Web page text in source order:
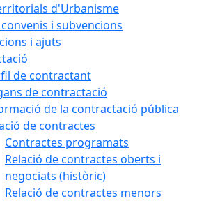
d'Urbanisme
i subvencions
i ajuts
de contractant
de contractació
de la contractació pública
de contractes
Contractes programats
Relació de contractes oberts i
negociats (històric)
Relació de contractes menors